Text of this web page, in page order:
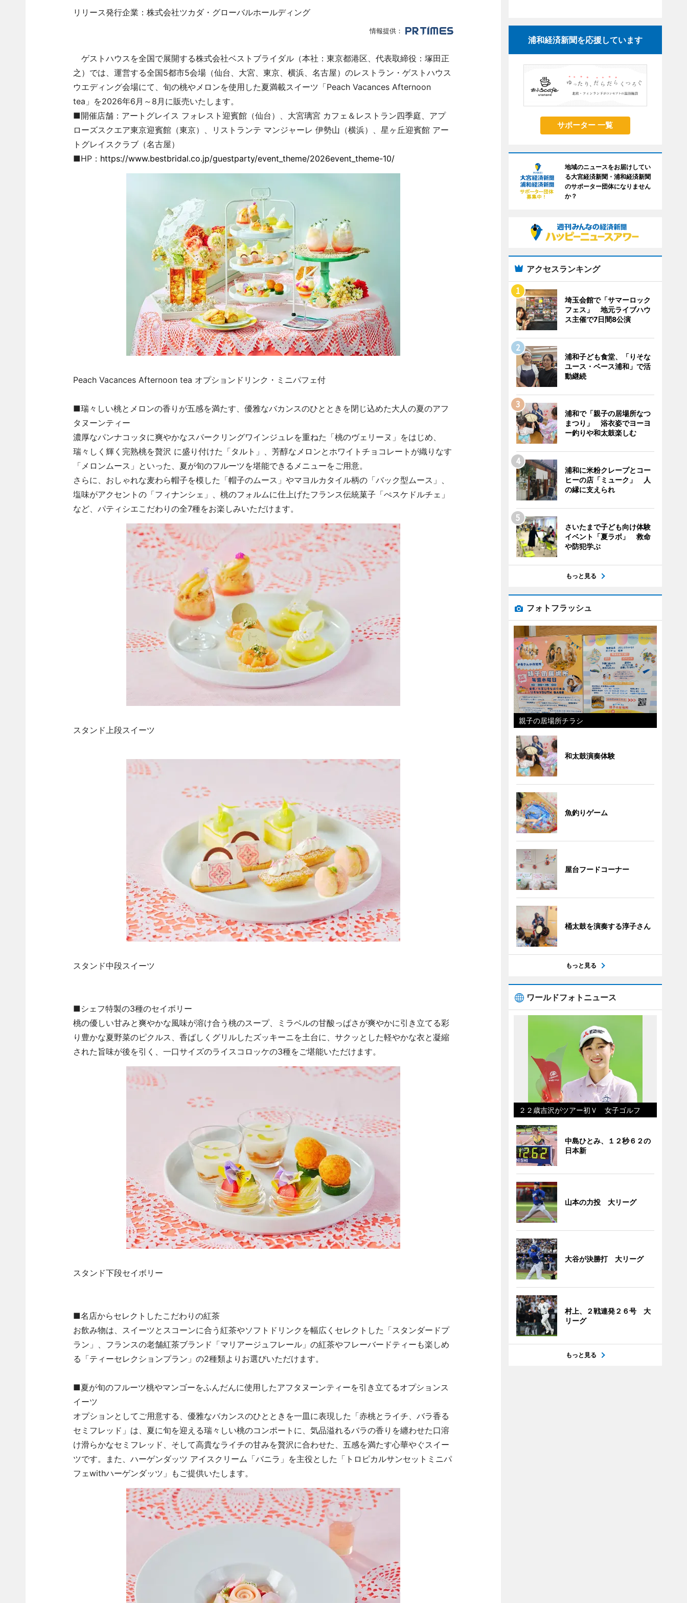
リリース発行企業：株式会社ツカダ・グローバルホールディング
情報提供：
ゲストハウスを全国で展開する株式会社ベストブライダル（本社：東京都港区、代表取締役：塚田正
之）では、運営する全国5都市5会場（仙台、大宮、東京、横浜、名古屋）のレストラン・ゲストハウス
ウエディング会場にて、旬の桃やメロンを使用した夏満載スイーツ「Peach Vacances Afternoon
tea」を2026年6月～8月に販売いたします。
■開催店舗：アートグレイス フォレスト迎賓館（仙台）、大宮璃宮 カフェ＆レストラン四季庭、アプ
ローズスクエア東京迎賓館（東京）、リストランテ マンジャーレ 伊勢山（横浜）、星ヶ丘迎賓館 アー
トグレイスクラブ（名古屋）
■HP： https://www.bestbridal.co.jp/guestparty/event_theme/2026event_theme-10/
Peach Vacances Afternoon tea オプションドリンク・ミニパフェ付
■瑞々しい桃とメロンの香りが五感を満たす、優雅なバカンスのひとときを閉じ込めた大人の夏のアフ
タヌーンティー
濃厚なパンナコッタに爽やかなスパークリングワインジュレを重ねた「桃のヴェリーヌ」をはじめ、
瑞々しく輝く完熟桃を贅沢 に盛り付けた「タルト」、芳醇なメロンとホワイトチョコレートが織りなす
「メロンムース」といった、夏が旬のフルーツを堪能できるメニューをご用意。
さらに、おしゃれな麦わら帽子を模した「帽子のムース」やマヨルカタイル柄の「バック型ムース」、
塩味がアクセントの「フィナンシェ」、桃のフォルムに仕上げたフランス伝統菓子「ぺスケドルチェ」
など、パティシエこだわりの全7種をお楽しみいただけます。
スタンド上段スイーツ
スタンド中段スイーツ
■シェフ特製の3種のセイボリー
桃の優しい甘みと爽やかな風味が溶け合う桃のスープ、ミラベルの甘酸っぱさが爽やかに引き立てる彩
り豊かな夏野菜のピクルス、香ばしくグリルしたズッキーニを土台に、サクッとした軽やかな衣と凝縮
された旨味が後を引く、一口サイズのライスコロッケの3種をご堪能いただけます。
スタンド下段セイボリー
■名店からセレクトしたこだわりの紅茶
お飲み物は、スイーツとスコーンに合う紅茶やソフトドリンクを幅広くセレクトした「スタンダードプ
ラン」、フランスの老舗紅茶ブランド「マリアージュフレール」の紅茶やフレーバードティーも楽しめ
る「ティーセレクションプラン」の2種類よりお選びいただけます。
■夏が旬のフルーツ桃やマンゴーをふんだんに使用したアフタヌーンティーを引き立てるオプションス
イーツ
オプションとしてご用意する、優雅なバカンスのひとときを一皿に表現した「赤桃とライチ、バラ香る
セミフレッド」は、夏に旬を迎える瑞々しい桃のコンポートに、気品溢れるバラの香りを纏わせた口溶
け滑らかなセミフレッド、そして高貴なライチの甘みを贅沢に合わせた、五感を満たす心華やぐスイー
ツです。また、ハーゲンダッツ アイスクリーム「バニラ」を主役とした「トロピカルサンセットミニパ
フェwithハーゲンダッツ」もご提供いたします。
浦和経済新聞を応援しています
サポーター 一覧
地域のニュースをお届けしてい
る大宮経済新聞・浦和経済新聞
のサポーター団体になりません
か？
アクセスランキング
埼玉会館で「サマーロック
フェス」 地元ライブハウ
ス主催で7日間8公演
浦和子ども食堂、「りそな
ユース・ベース浦和」で活
動継続
浦和で「親子の居場所なつ
まつり」 浴衣姿でヨーヨ
ー釣りや和太鼓楽しむ
浦和に米粉クレープとコー
ヒーの店「ミューク」 人
の縁に支えられ
さいたまで子ども向け体験
イベント「夏ラボ」 救命
や防犯学ぶ
もっと見る
フォトフラッシュ
親子の居場所チラシ
和太鼓演奏体験
魚釣りゲーム
屋台フードコーナー
桶太鼓を演奏する淳子さん
もっと見る
ワールドフォトニュース
２２歳吉沢がツアー初Ｖ 女子ゴルフ
中島ひとみ、１２秒６２の
日本新
山本の力投 大リーグ
大谷が決勝打 大リーグ
村上、２戦連発２６号 大
リーグ
もっと見る